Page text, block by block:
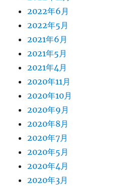
2022年6月
2022年5月
2021年6月
2021年5月
2021年4月
2020年11月
2020年10月
2020年9月
2020年8月
2020年7月
2020年5月
2020年4月
2020年3月